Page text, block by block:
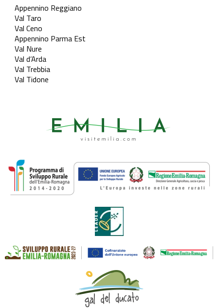
Appennino Reggiano
Val Taro
Val Ceno
Appennino Parma Est
Val Nure
Val d’Arda
Val Trebbia
Val Tidone